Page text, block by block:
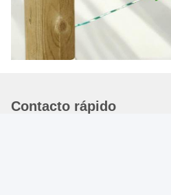
Contacto rápido